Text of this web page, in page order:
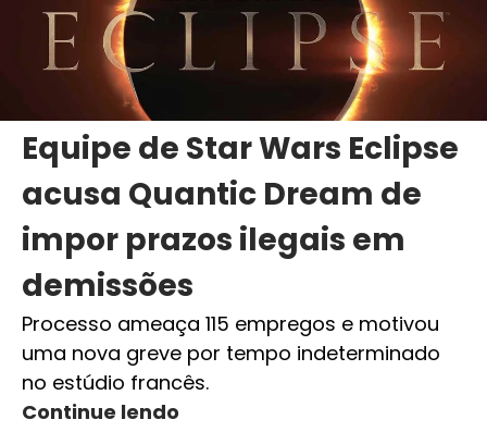
Equipe de Star Wars Eclipse
acusa Quantic Dream de
impor prazos ilegais em
demissões
Processo ameaça 115 empregos e motivou
uma nova greve por tempo indeterminado
no estúdio francês.
Continue lendo